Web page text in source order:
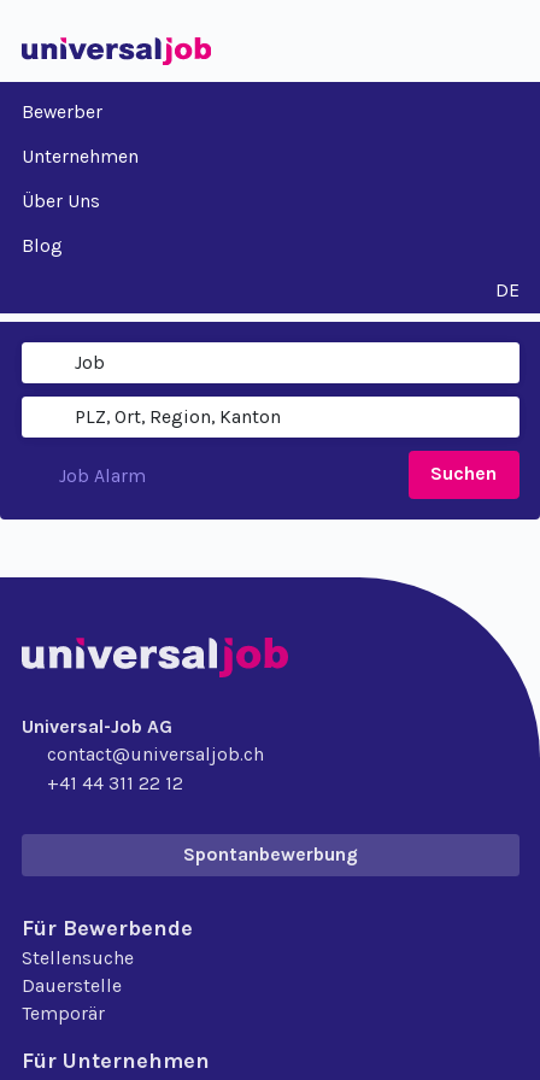
Bewerber
Unternehmen
Über Uns
Blog
DE
Suchen
Job Alarm
Universal-Job AG
contact@universaljob.ch
+41 44 311 22 12
Spontanbewerbung
Für Bewerbende
Stellensuche
Dauerstelle
Temporär
Für Unternehmen